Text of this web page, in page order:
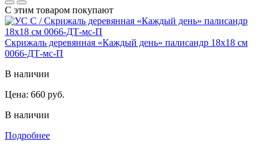
С этим товаром покупают
Скрижаль деревянная «Каждый день» палисандр 18х18 см
0066-ДТ-мс-П
В наличии
Цена: 660 руб.
В наличии
Подробнее